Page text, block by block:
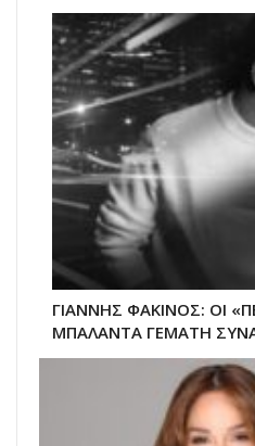
ΓΙΑΝΝΗΣ ΦΑΚΙΝΟΣ: ΟΙ
ΜΠΑΛΑΝΤΑ ΓΕΜΑΤΗ